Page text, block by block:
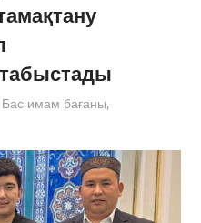
Бас имам бағаны,